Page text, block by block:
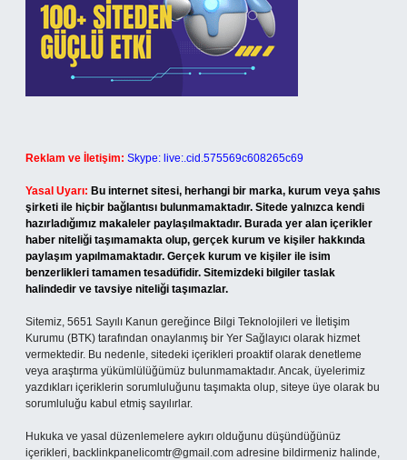
Reklam ve İletişim: Skype: live:.cid.575569c608265c69
Yasal Uyarı: Bu internet sitesi, herhangi bir marka, kurum veya şahıs
şirketi ile hiçbir bağlantısı bulunmamaktadır. Sitede yalnızca kendi
hazırladığımız makaleler paylaşılmaktadır. Burada yer alan içerikler
haber niteliği taşımamakta olup, gerçek kurum ve kişiler hakkında
paylaşım yapılmamaktadır. Gerçek kurum ve kişiler ile isim
benzerlikleri tamamen tesadüfidir. Sitemizdeki bilgiler taslak
halindedir ve tavsiye niteliği taşımazlar.
Sitemiz, 5651 Sayılı Kanun gereğince Bilgi Teknolojileri ve İletişim
Kurumu (BTK) tarafından onaylanmış bir Yer Sağlayıcı olarak hizmet
vermektedir. Bu nedenle, sitedeki içerikleri proaktif olarak denetleme
veya araştırma yükümlülüğümüz bulunmamaktadır. Ancak, üyelerimiz
yazdıkları içeriklerin sorumluluğunu taşımakta olup, siteye üye olarak bu
sorumluluğu kabul etmiş sayılırlar.
Hukuka ve yasal düzenlemelere aykırı olduğunu düşündüğünüz
içerikleri, backlinkpanelicomtr@gmail.com adresine bildirmeniz halinde,